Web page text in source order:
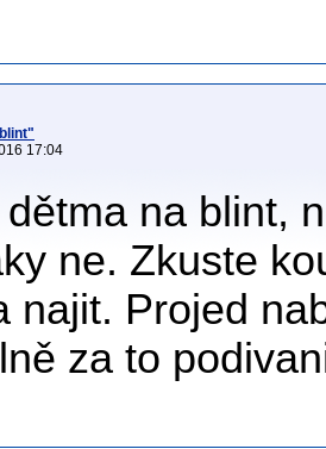
17:04
na blint,
ne. Zkuste
najit. Projed
za to